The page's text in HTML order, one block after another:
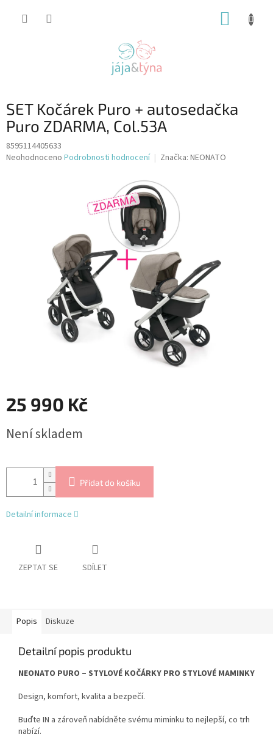
SET Kočárek Puro + autosedačka
Puro ZDARMA, Col.53A
8595114405633
Průměrné
Neohodnoceno Podrobnosti hodnocení Značka: NEONATO
25 990 Kč
cena:
Není skladem
Přidat do košíku
Detailní informace
ZEPTAT SE SDÍLET
Popis Diskuze
Detailní popis produktu
NEONATO PURO – STYLOVÉ KOČÁRKY PRO STYLOVÉ MAMINKY
Design, komfort, kvalita a bezpečí.
Buďte IN a zároveň nabídněte svému miminku to nejlepší, co trh
nabízí.